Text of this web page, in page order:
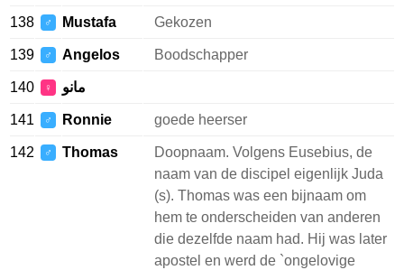
138 ♂ Mustafa Gekozen
139 ♂ Angelos Boodschapper
140 ♀ مانو
141 ♂ Ronnie goede heerser
142 ♂ Thomas
Doopnaam. Volgens Eusebius, de
naam van de discipel eigenlijk Juda
(s). Thomas was een bijnaam om
hem te onderscheiden van anderen
die dezelfde naam had. Hij was later
apostel en werd de `ongelovige